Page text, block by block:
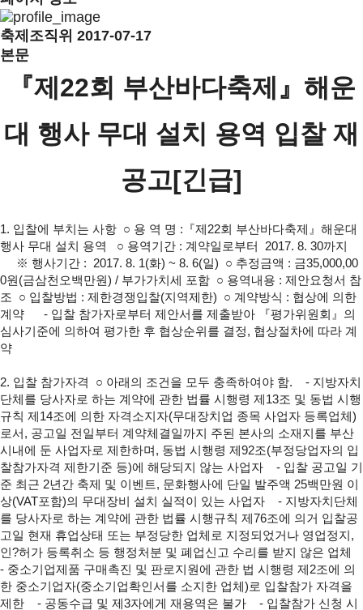
축제조직위 2017-07-17
본문
『제22회 부산바다축제』 해운
대 행사 무대 설치 용역 입찰 재
공고[긴급]
1. 입찰에 부치는 사항 ○ 용 역 명 :『제22회 부산바다축제』해운대
행사 무대 설치 용역
○ 용역기간 : 계약일로부터 2017. 8. 30까지
※ 행사기간 : 2017. 8. 1(화) ~ 8. 6(일) ○ 추정금액 : 금35,000,00
0원(금삼천오백만원) / 부가가치세 포함 ○ 용역내용 : 제안요청서 참
조 ○ 입찰방법 : 제한경쟁입찰(지역제한) ○ 계약방식 : 협상에 의한
계약 - 입찰 참가자로부터 제안서를 제출받아 『평가위원회』의
심사기준에 의하여 평가한 후 협상순위를 결정, 협상절차에 따라 계
약
2. 입찰 참가자격 ○ 아래의 조건을 모두 충족하여야 함. - 지방자치
단체를 당사자로 하는 계약에 관한 법률 시행령 제13조 및 동법 시행
규칙 제14조에 의한 자격소지자(무대장치업 종목 사업자 등록업체)
로서, 공고일 전일부터 계약체결일까지 주된 본사의 소재지를 부산
시내에 둔 사업자로 제한하며, 동법 시행령 제92조(부정당업자의 입
찰참가자격 제한기준 등)에 해당되지 않는 사업자 - 입찰 공고일 기
준 최근 2년간 축제 및 이벤트, 문화행사에 단일 발주액 25백만원 이
상(VAT포함)의 무대장비 설치 실적이 있는 사업자 - 지방자치단체
를 당사자로 하는 계약에 관한 법률 시행규칙 제76조에 의거 입찰공
고일 현재 휴업상태 또는 부정당한 업체로 지정되었거나 영업정지,
인?허가 등록취소 등 행정처분 및 폐업신고 수리를 받지 않은 업체
- 중소기업제품 구매촉진 및 판로지원에 관한 법 시행령 제2조에 의
한 중소기업자(중소기업확인서를 소지한 업체)로 입찰참가 자격을
제한 - 공동수급 및 제3자에게 재용역은 불가 - 입찰참가 신청 시